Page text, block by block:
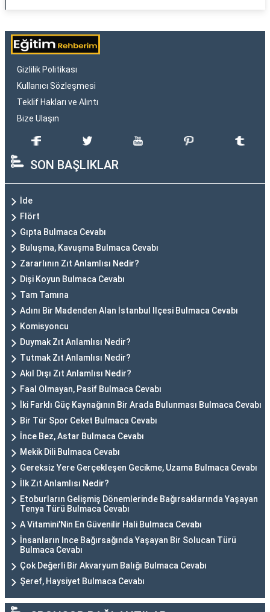
Gizlilik Politikası
Kullanıcı Sözleşmesi
Teklif Hakları ve Alıntı
Bize Ulaşın
SON BAŞLIKLAR
İde
Flört
Gıpta Bulmaca Cevabı
Buluşma, Kavuşma Bulmaca Cevabı
Zararlının Zıt Anlamlısı Nedir?
Dişi Koyun Bulmaca Cevabı
Tam Tamına
Adını Bir Madenden Alan İstanbul Ilçesi Bulmaca Cevabı
Komisyoncu
Duymak Zıt Anlamlısı Nedir?
Tutmak Zıt Anlamlısı Nedir?
Akıl Dışı Zıt Anlamlısı Nedir?
Faal Olmayan, Pasif Bulmaca Cevabı
İki Farklı Güç Kaynağının Bir Arada Bulunması Bulmaca Cevabı
Bir Tür Spor Ceket Bulmaca Cevabı
İnce Bez, Astar Bulmaca Cevabı
Mekik Dili Bulmaca Cevabı
Gereksiz Yere Gerçekleşen Gecikme, Uzama Bulmaca Cevabı
İlk Zıt Anlamlısı Nedir?
Etoburların Gelişmiş Dönemlerinde Bağırsaklarında Yaşayan
Tenya Türü Bulmaca Cevabı
A Vitamini'Nin En Güvenilir Hali Bulmaca Cevabı
İnsanların Ince Bağırsağında Yaşayan Bir Solucan Türü
Bulmaca Cevabı
Çok Değerli Bir Akvaryum Balığı Bulmaca Cevabı
Şeref, Haysiyet Bulmaca Cevabı